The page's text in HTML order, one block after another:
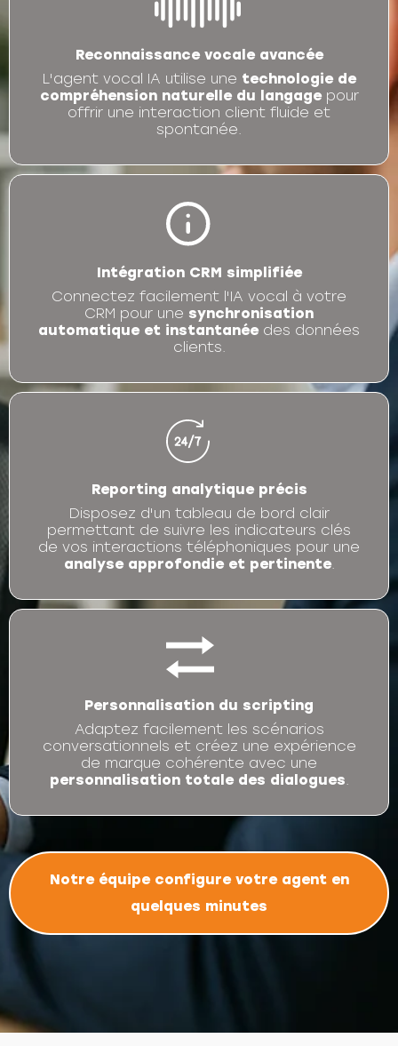
Reconnaissance vocale avancée
L'agent vocal IA utilise une technologie de
compréhension naturelle du langagepour
offrir une interaction client fluide et
spontanée.
Intégration CRM simplifiée
Connectez facilement l'IA vocal à votre
CRM pour une synchronisation
automatique et instantanée des données
clients.
Reporting analytique précis
Disposez d'un tableau de bord clair
permettant de suivre les indicateurs clés
de vos interactions téléphoniques pour une
analyse approfondie et pertinente.
Personnalisation du scripting
Adaptez facilement les scénarios
conversationnels et créez une expérience
de marque cohérente avec une
personnalisation totale des dialogues.
Notre équipe configure votre agent en
quelques minutes